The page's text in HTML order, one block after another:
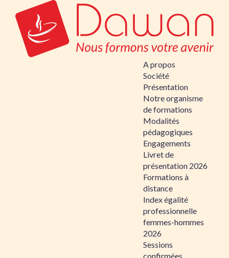
A propos
Société
Présentation
Notre organisme
de formations
Modalités
pédagogiques
Engagements
Livret de
présentation 2026
Formations à
distance
Index égalité
professionnelle
femmes-hommes
2026
Sessions
confirmées